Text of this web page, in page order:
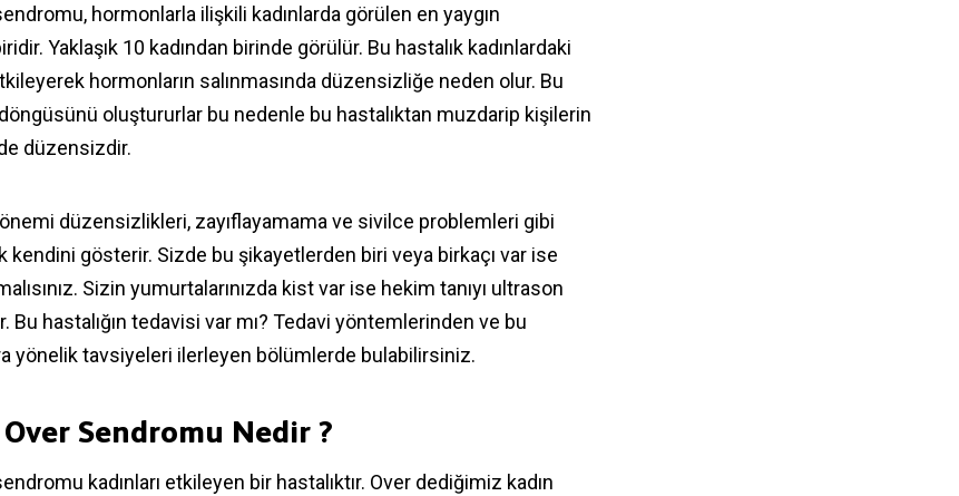
hormonlarla ilişkili kadınlarda görülen en yaygın
Yaklaşık 10 kadından birinde görülür. Bu hastalık kadınlardaki
hormonların salınmasında düzensizliğe neden olur. Bu
oluştururlar bu nedenle bu hastalıktan muzdarip kişilerin
düzensizdir.
düzensizlikleri, zayıflayamama ve sivilce problemleri gibi
kendini gösterir. Sizde bu şikayetlerden biri veya birkaçı var ise
Sizin yumurtalarınızda kist var ise hekim tanıyı ultrason
Bu hastalığın tedavisi var mı? Tedavi yöntemlerinden ve bu
yönelik tavsiyeleri ilerleyen bölümlerde bulabilirsiniz.
Sendromu Nedir ?
kadınları etkileyen bir hastalıktır. Over dediğimiz kadın